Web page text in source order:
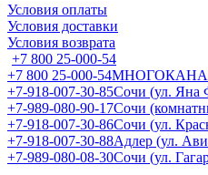
Условия оплаты
Условия доставки
Условия возврата
+7 800 25-000-54
+7 800 25-000-54
+7-918-007-30-85Сочи (ул. Яна
+7-989-080-90-17Сочи
+7-918-007-30-86Сочи (ул.
+7-918-007-30-88Адлер (ул.
+7-989-080-08-30Сочи (ул.